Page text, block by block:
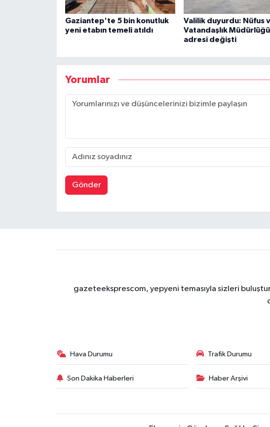
Gaziantep'te 5 bin konutluk
yeni etabın temeli atıldı
Valilik duyurdu: Nüfus
Vatandaşlık
adresi değişti
Yorumlar
Gönder
gazeteeksprescom, yepyeni temasıyla sizleri
Hava Durumu Trafik Durumu
Son Dakika Haberleri Haber Arşivi